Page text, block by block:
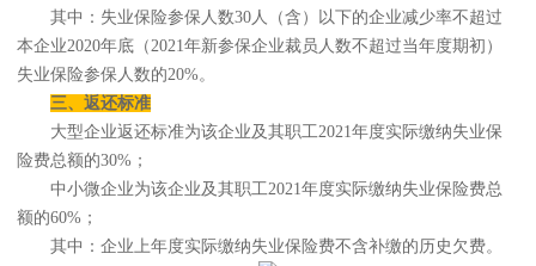
其中：失业保险参保人数30人（含）以下的企业减少率不超过
本企业2020年底（2021年新参保企业裁员人数不超过当年度期初）
失业保险参保人数的20%。
三、返还标准
大型企业返还标准为该企业及其职工2021年度实际缴纳失业保
险费总额的30%；
中小微企业为该企业及其职工2021年度实际缴纳失业保险费总
额的60%；
其中：企业上年度实际缴纳失业保险费不含补缴的历史欠费。